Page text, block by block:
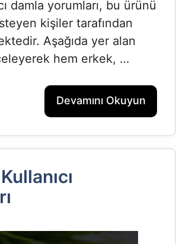
damla yorumları, bu ürünü
kişiler tarafından
Aşağıda yer alan
hem erkek, …
Devamını Okuyun